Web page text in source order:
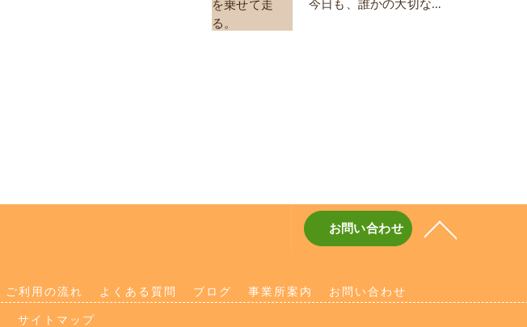
今日も、誰かの大切な人を乗せて走る。
お問い合わせ
ご利用の流れ よくある質問 ブログ 事業所案内 お問い合わせ
サイトマップ